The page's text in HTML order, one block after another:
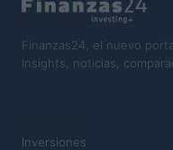
Finanzas24, el nuevo
Insights, noticias,
Inversiones